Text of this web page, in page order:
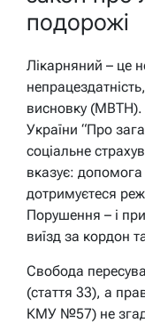
подорожі
Лікарняний – це
висновку (МВТН).
України “Про
соціальне
вказує:
дотримуєтеся
Порушення – і
виїзд за кордон
Свобода
(стаття 33), а
КМУ №57) не